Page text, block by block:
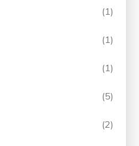
(1)
(1)
(1)
(5)
(2)